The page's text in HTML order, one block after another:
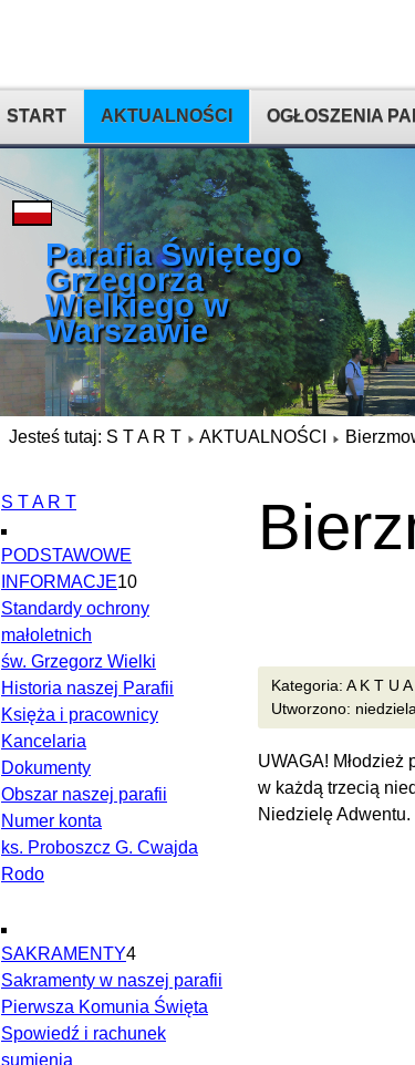
Parafia Świętego
Grzegorza
Wielkiego w
Warszawie
START AKTUALNOŚCI OGŁOSZENIA
Jesteś tutaj: S T A R T AKTUALNOŚCI
S T A R T
PODSTAWOWE
INFORMACJE10
Standardy ochrony
małoletnich
św. Grzegorz Wielki
Historia naszej Parafii
Księża i pracownicy
Kancelaria
Dokumenty
Obszar naszej parafii
Numer konta
ks. Proboszcz G. Cwajda
Rodo
SAKRAMENTY4
Sakramenty w naszej parafii
Pierwsza Komunia Święta
Spowiedź i rachunek
sumienia
Kategoria: A K T U
Utworzono:
UWAGA!
w każdą trzecią
Niedzielę Adwentu.